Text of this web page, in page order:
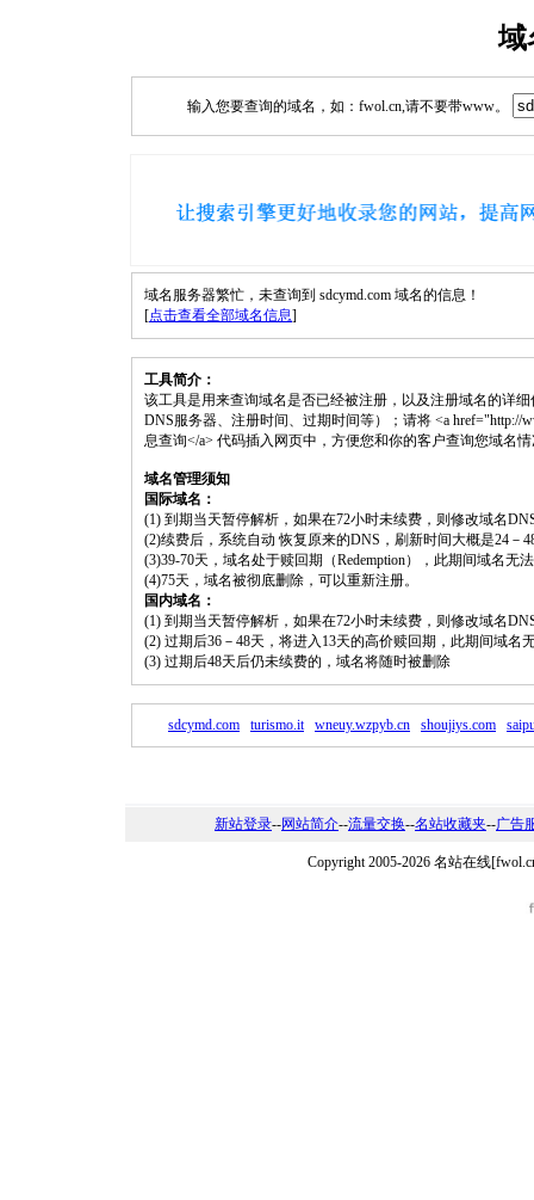
域
输入您要查询的域名，如：fwol.cn,请不要带www。
域名服务器繁忙，未查询到 sdcymd.com 域名的信息！
[点击查看全部域名信息]
工具简介：
该工具是用来查询域名是否已经被注册，以及注册域名的详
DNS服务器、注册时间、过期时间等）；请将 <a href="http://
息查询</a> 代码插入网页中，方便您和你的客户查询您域名
域名管理须知
国际域名：
(1) 到期当天暂停解析，如果在72小时未续费，则修改域名
(2)续费后，系统自动 恢复原来的DNS，刷新时间大概是24－
(3)39-70天，域名处于赎回期（Redemption），此期间域名无
(4)75天，域名被彻底删除，可以重新注册。
国内域名：
(1) 到期当天暂停解析，如果在72小时未续费，则修改域名
(2) 过期后36－48天，将进入13天的高价赎回期，此期间域名
(3) 过期后48天后仍未续费的，域名将随时被删除
sdcymd.com turismo.it wneuy.wzpyb.cn shoujiys.com
新站登录--网站简介--流量交换--名站收藏夹--广告
Copyright 2005-2026 名站在线